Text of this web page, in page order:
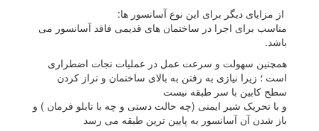
از مزایای دیگر برای این نوع آسانسور ها:
مناسب برای اجرا در ساختمان های قدیمی فاقد آسانسور می
باشد.
همچنین سهولت و سرعت عمل در عملیات نجات اضطراری
است ؛ زیرا نیازی به رفتن به بالای ساختمان و تراز کردن
سطح کابین با سر طبقه نیست
و با تحریک شیر ایمنی (چه حالت دستی و چه با تابلو فرمان ) و
باز شدن آن آسانسور به پایین ترین طبقه می رسد